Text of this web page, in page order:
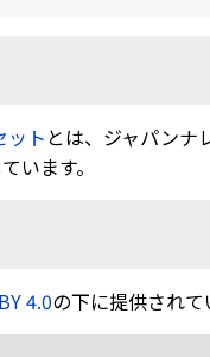
ット とは、ジャパンナ
います。
4.0の下に提供され